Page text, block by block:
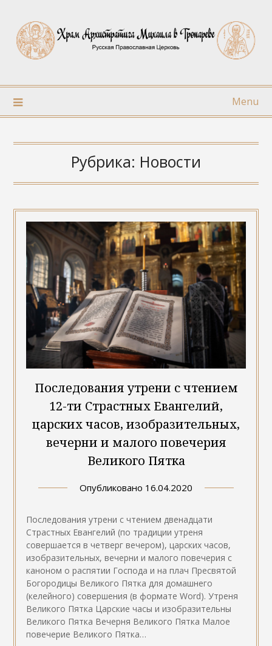
content
Menu
Рубрика: Новости
Последования утрени с чтением
12-ти Страстных Евангелий,
царских часов, изобразительных,
вечерни и малого повечерия
Великого Пятка
Опубликовано 16.04.2020
Последования утрени с чтением двенадцати
Страстных Евангелий (по традиции утреня
совершается в четверг вечером), царских часов,
изобразительных, вечерни и малого повечерия с
каноном о распятии Господа и на плач Пресвятой
Богородицы Великого Пятка для домашнего
(келейного) совершения (в формате Word). Утреня
Великого Пятка Царские часы и изобразительны
Великого Пятка Вечерня Великого Пятка Малое
повечерие Великого Пятка…